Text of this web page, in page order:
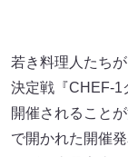
若き料理人たち
決定戦『CHEF-1
開催されること
で開かれた開催